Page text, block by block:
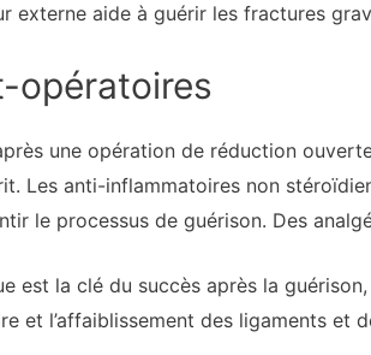
externe aide à guérir les fractures
opératoires
une opération de réduction
Les anti-inflammatoires non
le processus de guérison. Des
est la clé du succès après la
et l’affaiblissement des ligaments et